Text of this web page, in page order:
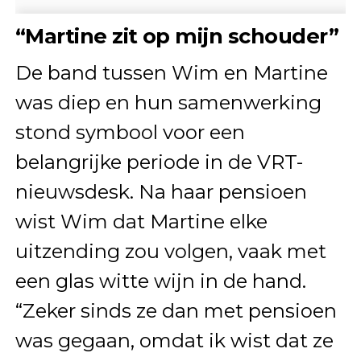
“Martine zit op mijn schouder”
De band tussen Wim en Martine
was diep en hun samenwerking
stond symbool voor een
belangrijke periode in de VRT-
nieuwsdesk. Na haar pensioen
wist Wim dat Martine elke
uitzending zou volgen, vaak met
een glas witte wijn in de hand.
“Zeker sinds ze dan met pensioen
was gegaan, omdat ik wist dat ze